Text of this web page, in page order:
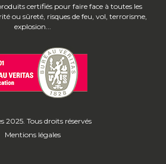
certifiés pour faire face à toutes les
ou sûreté, risques de feu, vol, terrorisme,
explosion...
2025. Tous droits réservés
Mentions légales